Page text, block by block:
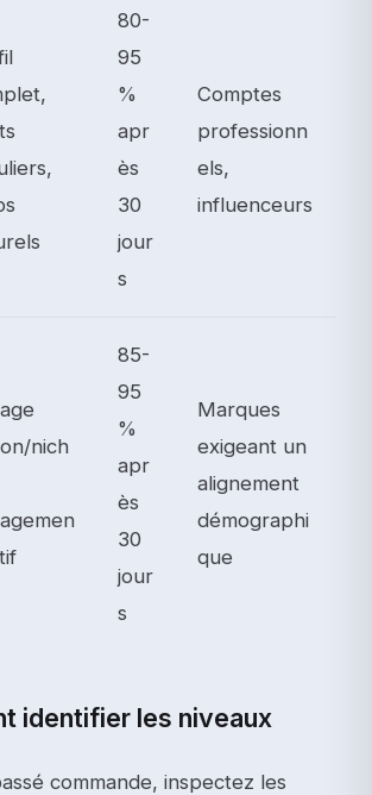
80-
95
%
apr
ès
30
jour
s
Comptes
professionn
els,
influenceurs
nich
85-
95
%
apr
ès
30
jour
s
Marques
exigeant un
alignement
démographi
que
identifier les niveaux
commande, inspectez les